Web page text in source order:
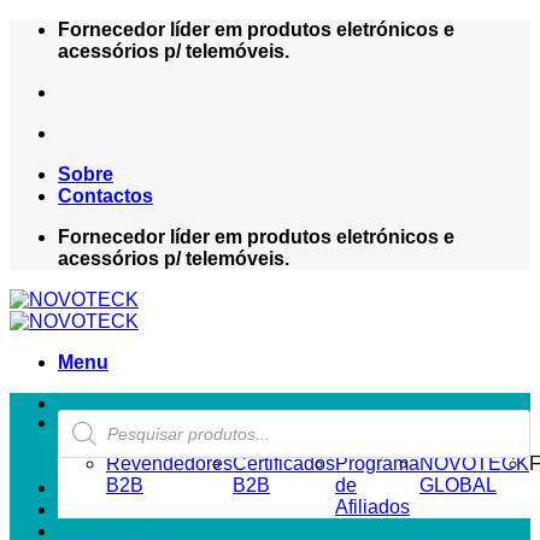
Skip
Fornecedor líder em produtos eletrónicos e
acessórios p/ telemóveis.
Sobre
Contactos
Fornecedor líder em produtos eletrónicos e
acessórios p/ telemóveis.
Menu
Products
search
ZONA REVENDEDOR-B2B
Revendedores
B2B
Certificados
B2B
Programa
de
Afiliados
NOVOTECK
GLOBAL